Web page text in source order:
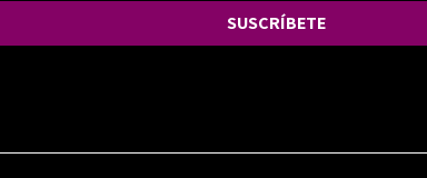
SUSCRÍBETE